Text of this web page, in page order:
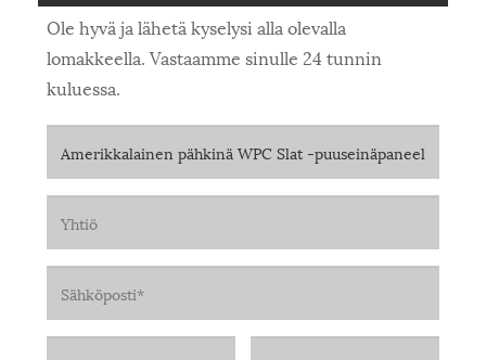
Ole hyvä ja lähetä kyselysi alla olevalla
lomakkeella. Vastaamme sinulle 24 tunnin
kuluessa.